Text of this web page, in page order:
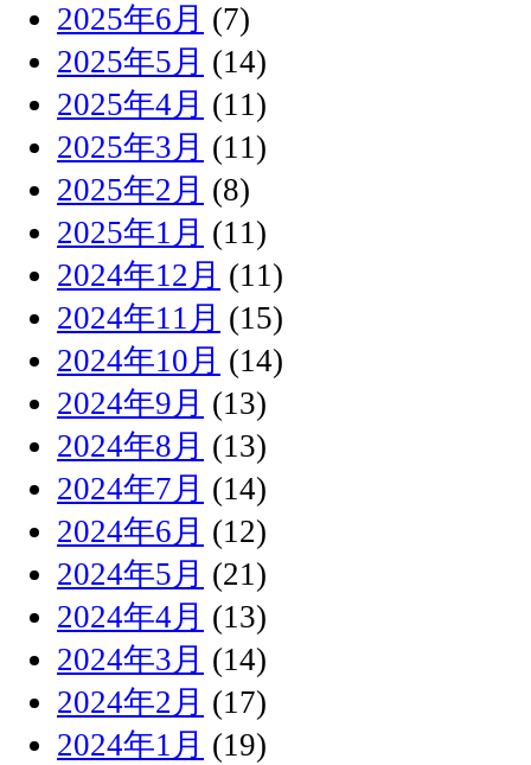
2025年6月 (7)
2025年5月 (14)
2025年4月 (11)
2025年3月 (11)
2025年2月 (8)
2025年1月 (11)
2024年12月 (11)
2024年11月 (15)
2024年10月 (14)
2024年9月 (13)
2024年8月 (13)
2024年7月 (14)
2024年6月 (12)
2024年5月 (21)
2024年4月 (13)
2024年3月 (14)
2024年2月 (17)
2024年1月 (19)